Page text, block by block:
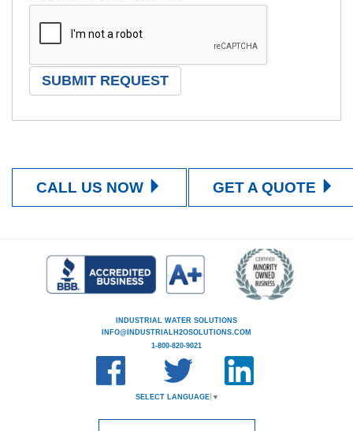
CALL US NOW GET A QUOTE
INDUSTRIAL WATER SOLUTIONS
INFO@INDUSTRIALH2OSOLUTIONS.COM
1-800-820-9021
SELECT LANGUAGE ▼